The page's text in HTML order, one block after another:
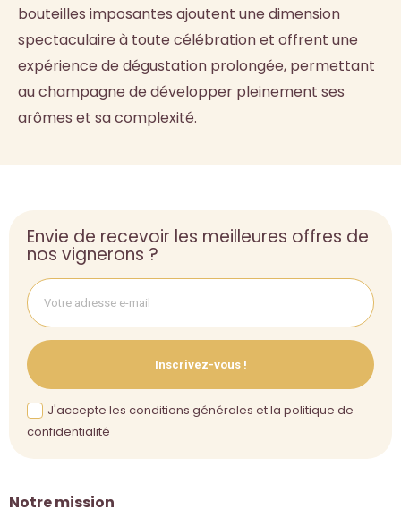
bouteilles imposantes ajoutent une dimension
spectaculaire à toute célébration et offrent une
expérience de dégustation prolongée, permettant
au champagne de développer pleinement ses
arômes et sa complexité.
Notre mission
Envie de recevoir les meilleures offres de
nos vignerons ?
Inscrivez-vous !
J'accepte les conditions générales et la politique de
confidentialité